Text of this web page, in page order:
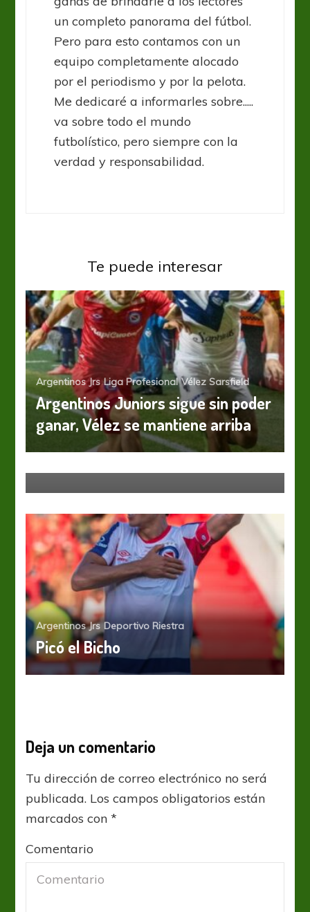
un completo panorama del fútbol.
Pero para esto contamos con un
equipo completamente alocado
por el periodismo y por la pelota.
Me dedicaré a informarles sobre.....
va sobre todo el mundo
futbolístico, pero siempre con la
verdad y responsabilidad.
Te puede interesar
Argentinos Jrs Liga Profesional Vélez Sarsfield
Argentinos Juniors sigue sin poder
ganar, Vélez se mantiene arriba
Argentinos Jrs Liga Profesional
Argentinos Jrs Deportivo Riestra
Picó el Bicho
Deja un comentario
Tu dirección de correo electrónico no será
publicada. Los campos obligatorios están
marcados con*
Comentario